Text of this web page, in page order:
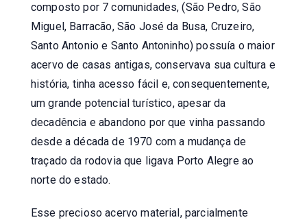
composto por 7 comunidades, (São Pedro, São
Miguel, Barracão, São José da Busa, Cruzeiro,
Santo Antonio e Santo Antoninho) possuía o maior
acervo de casas antigas, conservava sua cultura e
história, tinha acesso fácil e, consequentemente,
um grande potencial turístico, apesar da
decadência e abandono por que vinha passando
desde a década de 1970 com a mudança de
traçado da rodovia que ligava Porto Alegre ao
norte do estado.
Esse precioso acervo material, parcialmente